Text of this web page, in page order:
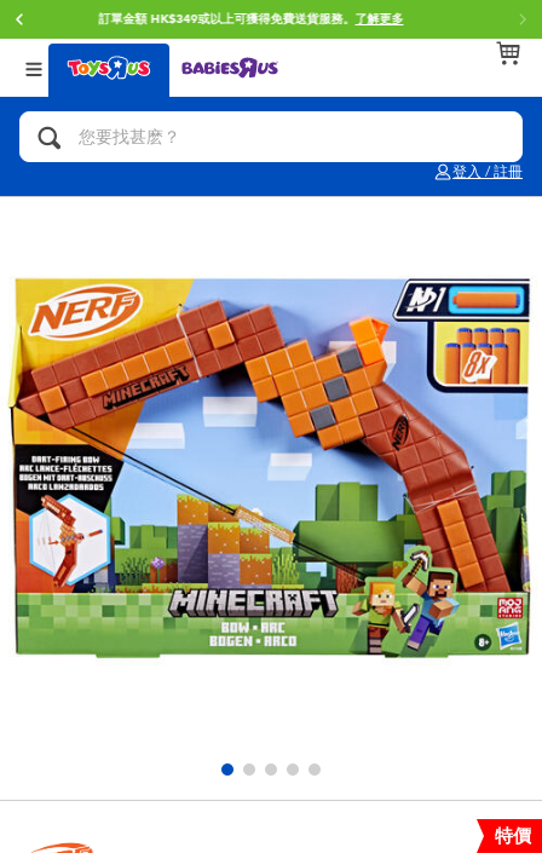
門店自取服務 網上購買並在店內取貨。 了解更多
登入 / 註冊
返回
分類目錄
人氣英雄,角色扮演,射擊玩具
拼砌組合及樂高LEGO
玩具車,貨車,火車及遙控系列
手工藝,文具,蠟筆,泥膠,畫板
娃娃, 芭比,收藏公仔
電子玩具
遊戲及拼圖系列
返回
品牌
Brunch Brother 早午餐兄弟
Spider-Man蜘蛛俠
Mini Brands
Play-Doh培樂多
Pokemon寶可夢
playpop
LEGO樂高
返回
年齢
0~2歳
5~7歳
8~11歳
12~14歳
14歳以上
特價